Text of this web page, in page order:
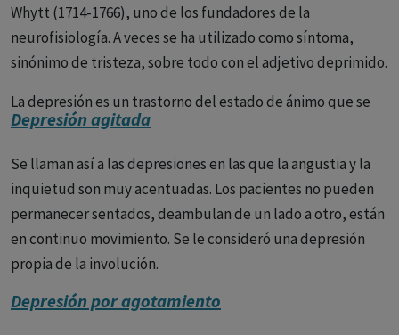
Whytt (1714-1766), uno de los fundadores de la
neurofisiología. A veces se ha utilizado como síntoma,
sinónimo de tristeza, sobre todo con el adjetivo deprimido.
La depresión es un trastorno del estado de ánimo que se
caracteriza por una tristeza persistente y por la pérdida de
así como por la incapacidad para llevar a cabo las
actividades cotidianas, durante al menos dos semanas.
CausasLas causas de la depresión no se comprenden
completamente, pero se cree que son el resultado de una
combinación de factores genéticos, ambientales y del
desarrollo.
Depresión agitada
Se llaman así a las depresiones en las que la angustia y la
inquietud son muy acentuadas. Los pacientes no pueden
permanecer sentados, deambulan de un lado a otro, están
en continuo movimiento. Se le consideró una depresión
propia de la involución.
Depresión por agotamiento